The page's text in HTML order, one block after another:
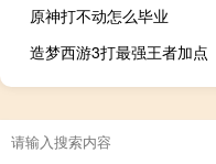
原神打不动怎么毕业
造梦西游3打最强王者加点